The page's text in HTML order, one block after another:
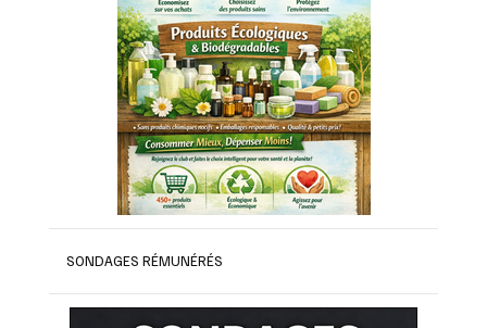
SONDAGES RÉMUNÉRÉS